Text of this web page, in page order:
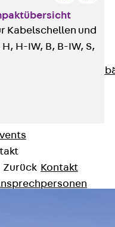
& Philosophie
Geschichte
&
Zurück Kontakt
Kabelschellen und
H-IW, B, B-IW, S,